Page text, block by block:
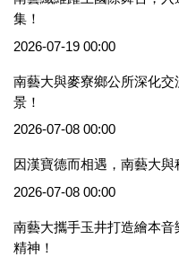
集！
2026-07-19 00:00
南藝大與麥寮鄉公所深化
景！
2026-07-08 00:00
因漢寶德而相遇，南藝大與
2026-07-08 00:00
南藝大攜手玉井打造繪本
精神！